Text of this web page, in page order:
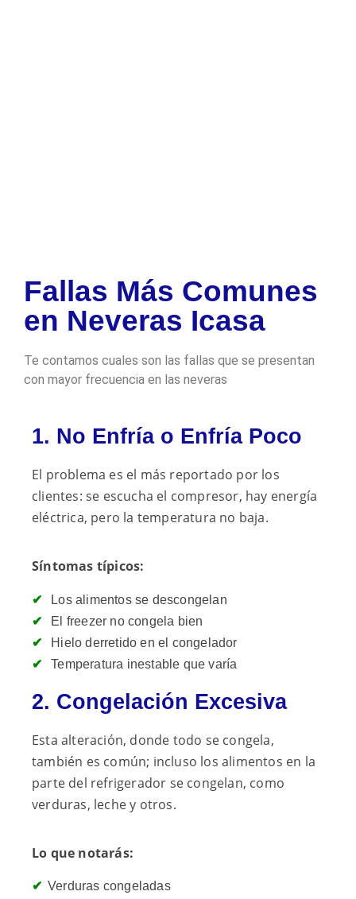
Fallas Más Comunes
en Neveras Icasa
Te contamos cuales son las fallas que se presentan
con mayor frecuencia en las neveras
1. No Enfría o Enfría Poco
El problema es el más reportado por los
clientes: se escucha el compresor, hay energía
eléctrica, pero la temperatura no baja.
Síntomas típicos:
Los alimentos se descongelan
El freezer no congela bien
Hielo derretido en el congelador
Temperatura inestable que varía
2. Congelación Excesiva
Esta alteración, donde todo se congela,
también es común; incluso los alimentos en la
parte del refrigerador se congelan, como
verduras, leche y otros.
Lo que notarás:
Verduras congeladas